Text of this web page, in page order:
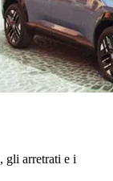
, gli arretrati e i